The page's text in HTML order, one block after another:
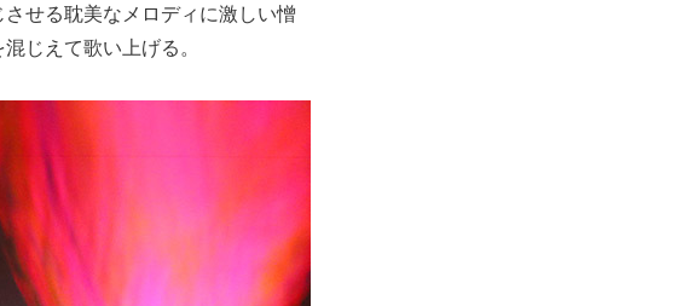
せる耽美なメロディに激しい憎
じえて歌い上げる。